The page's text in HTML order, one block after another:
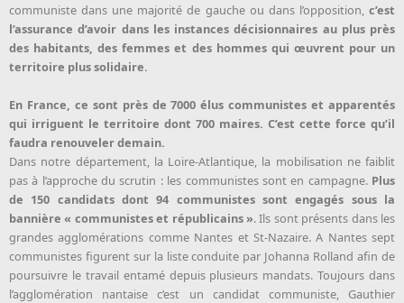
communiste dans une majorité de gauche ou dans l’opposition, c’est
l’assurance d’avoir dans les instances décisionnaires au plus près
des habitants, des femmes et des hommes qui œuvrent pour un
territoire plus solidaire.
En France, ce sont près de 7000 élus communistes et apparentés
qui irriguent le territoire dont 700 maires. C’est cette force qu’il
faudra renouveler demain.
Dans notre département, la Loire-Atlantique, la mobilisation ne faiblit
pas à l’approche du scrutin : les communistes sont en campagne. Plus
de 150 candidats dont 94 communistes sont engagés sous la
bannière « communistes et républicains ». Ils sont présents dans les
grandes agglomérations comme Nantes et St-Nazaire. A Nantes sept
communistes figurent sur la liste conduite par Johanna Rolland afin de
poursuivre le travail entamé depuis plusieurs mandats. Toujours dans
l’agglomération nantaise c’est un candidat communiste, Gauthier